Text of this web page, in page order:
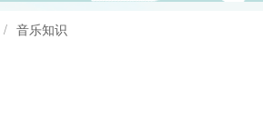
/ 音乐知识